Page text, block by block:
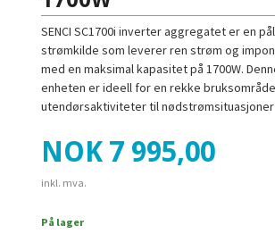
SENCI SC1700i inverter aggregatet er en
strømkilde som leverer ren strøm og
med en maksimal kapasitet på 1700W.
enheten er ideell for en rekke
utendørsaktiviteter til nødstrømsituasjoner
Pris
NOK 7 995,00
inkl. mva.
På lager